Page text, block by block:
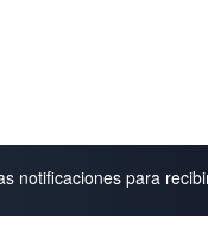
notificaciones para